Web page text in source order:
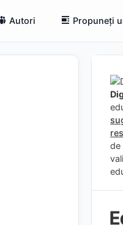
Autori Propuneți
de